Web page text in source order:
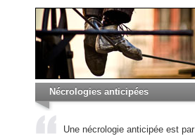
Nécrologies anticipées
Une nécrologie anticipée est par